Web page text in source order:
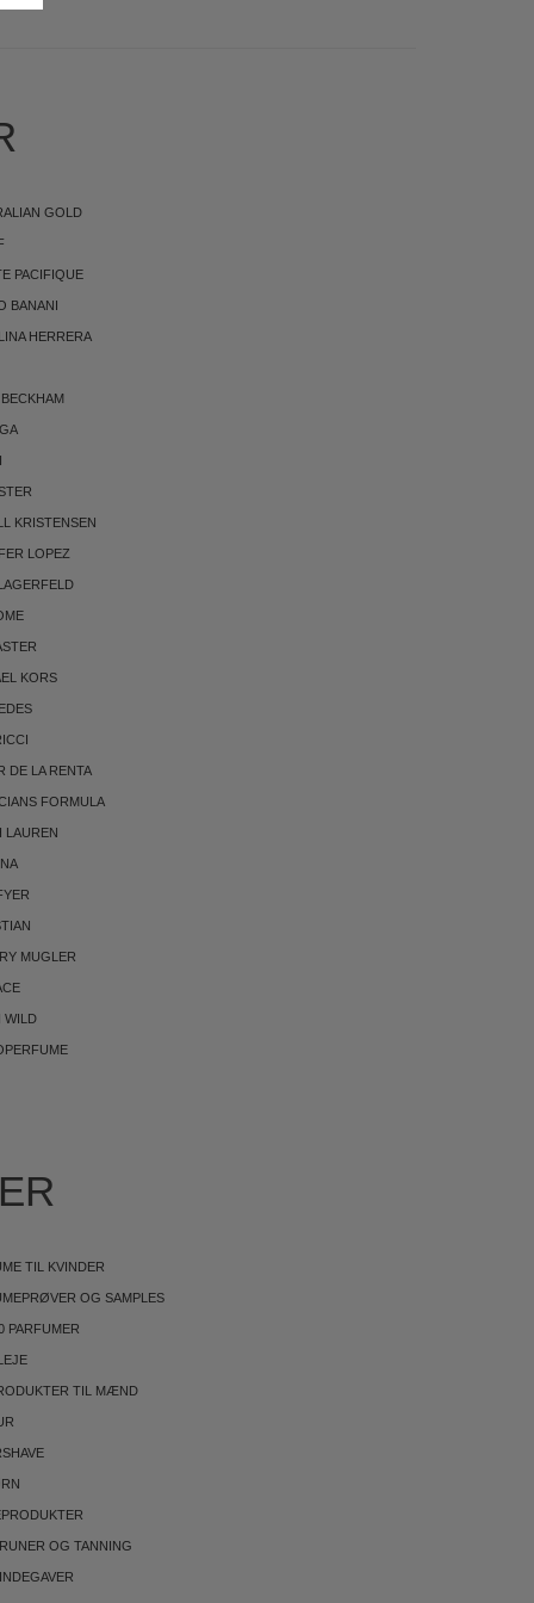
GOLD
PACIFIQUE
BANANI
HERRERA
KRISTENSEN
LOPEZ
KORS
DE LA RENTA
FORMULA
LAUREN
MUGLER
WILD
TIL KVINDER
OG SAMPLES
PARFUMER
TIL MÆND
OG TANNING